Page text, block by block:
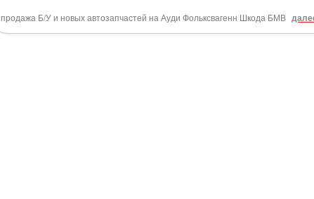
продажа Б/У и новых автозапчастей на Ауди Фольксвагенн Шкода БМВ